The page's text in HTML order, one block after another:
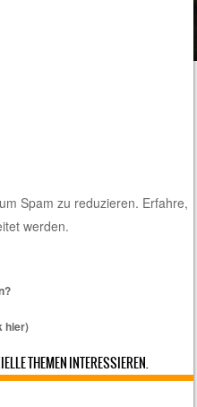
Spam zu reduzieren. Erfahre,
werden.
hier)
THEMEN INTERESSIEREN.